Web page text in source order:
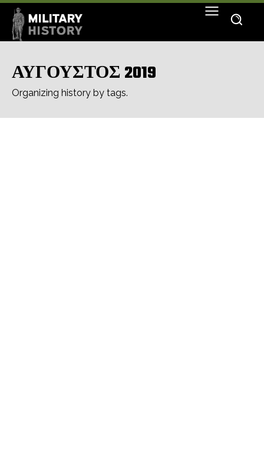
ΑΥΓΟΥΣΤΟΣ 2019
Organizing history by tags.